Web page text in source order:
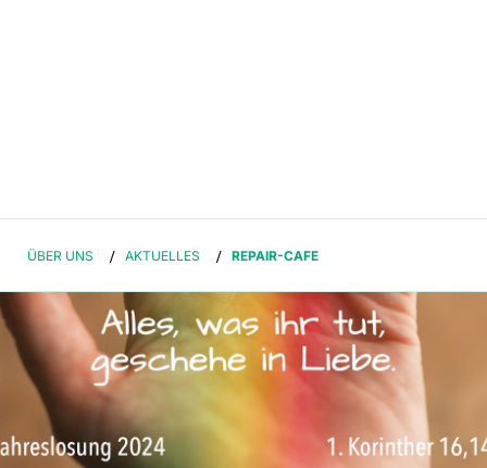
ÜBER UNS / AKTUELLES / REPAIR-CAFE